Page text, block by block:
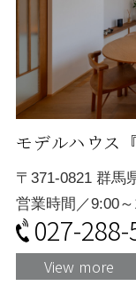
モデルハウス
〒371-0821 群馬
営業時間／9:00
027-
View more